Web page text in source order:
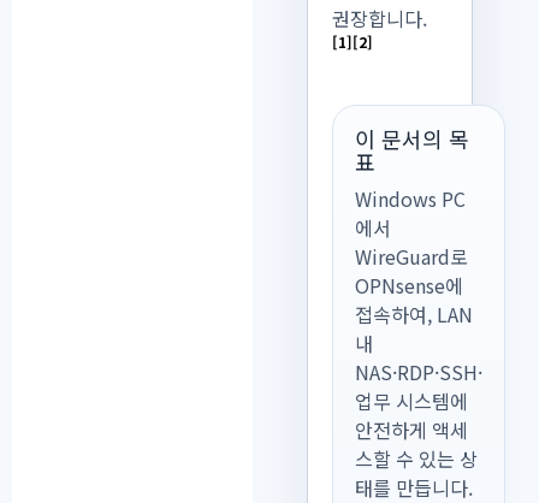
권장합니다.
[1][2]
이 문서의 목
표
Windows PC
에서
WireGuard로
OPNsense에
접속하여, LAN
내
NAS·RDP·SSH·
업무 시스템에
안전하게 액세
스할 수 있는 상
태를 만듭니다.